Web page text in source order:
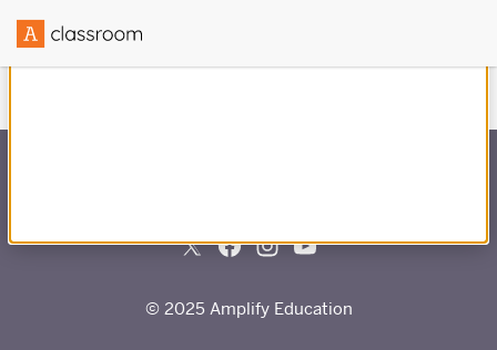
© 2025 Amplify Education